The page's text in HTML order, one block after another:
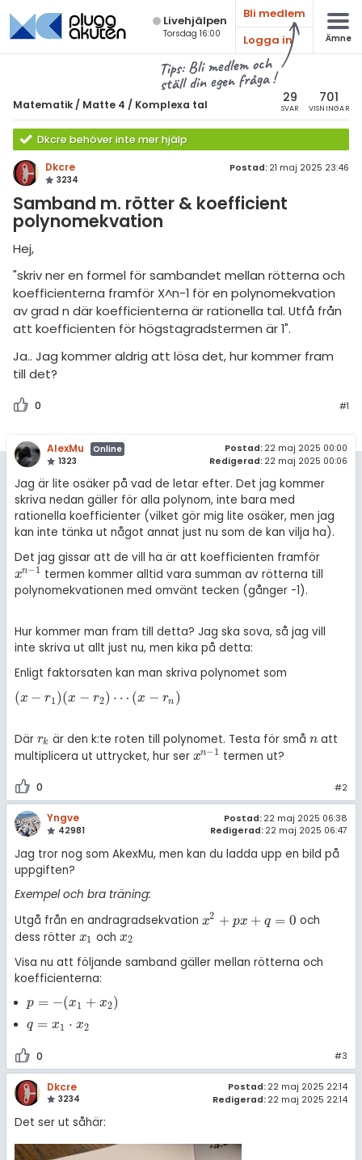
Live­hjälpen
Torsdag 16:00
Bli medlem
Logga in
Ämne
Tips: Bli medlem och
ställ din egen fråga !
Matematik / Matte 4 / Komplexa tal 29
SVAR
701
VISNINGAR
Dkcre behöver inte mer hjälp
Dkcre
3234
Postad: 21 maj 2025 23:46
Samband m. rötter & koefficient
polynomekvation
Hej,
"skriv ner en formel för sambandet mellan rötterna och
koefficienterna framför X^n-1 för en polynomekvation
av grad n där koefficienterna är rationella tal. Utfå från
att koefficienten för högstagradstermen är 1".
Ja.. Jag kommer aldrig att lösa det, hur kommer fram
till det?
0 #1
AlexMu
Online
1323
Postad: 22 maj 2025 00:00
Redigerad: 22 maj 2025 00:06
Jag är lite osäker på vad de letar efter. Det jag kommer
skriva nedan gäller för alla polynom, inte bara med
rationella koefficienter (vilket gör mig lite osäker, men jag
kan inte tänka ut något annat just nu som de kan vilja ha).
Det jag gissar att de vill ha är att koefficienten framför
xn−1
xn-1
termen kommer alltid vara summan av rötterna till
polynomekvationen med omvänt tecken (gånger -1).
Hur kommer man fram till detta? Jag ska sova, så jag vill
inte skriva ut allt just nu, men kika på detta:
Enligt faktorsaten kan man skriva polynomet som
(x − r1 )(x − r2) ⋯ (x − rn )
(x- r1) (x -r2) ⋯(x-r n)
Där rk
rk är den k:te roten till polynomet. Testa för små n
natt
multiplicera ut uttrycket, hur ser xn−1
xn-1 termen ut?
0 #2
Yngve
42981
Postad: 22 maj 2025 06:38
Redigerad: 22 maj 2025 06:47
Jag tror nog som AkexMu, men kan du ladda upp en bild på
uppgiften?
Exempel och bra träning:
Utgå från en andragradsekvation x2 + px + q = 0
x2+px+q =0
och
dess rötter x1
x1 och x2
x2
Visa nu att följande samband gäller mellan rötterna och
koefficienterna:
p = −(x1 + x2)
p =-( x1+x2 )
q = x1 ⋅ x2
q =x1 ·x2
0 #3
Dkcre
3234
Postad: 22 maj 2025 22:14
Redigerad: 22 maj 2025 22:14
Det ser ut såhär:
Alla ämnen
Alla trådar
7
8
9
1
2
3
4
Matematik
Matte 4
Alla trådar
Grafer och asymptoter
Integraler och
tillämpningar
Komplexa tal
Regler
För lärare
11 inloggade
Om Pluggakuten
Cookie-inställningar
5
(mattedelen)
diskussioner
& Bygg
språk
diskussioner